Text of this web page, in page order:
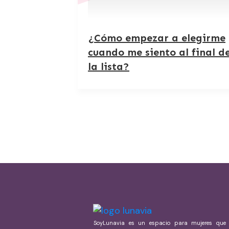
¿Cómo empezar a elegirme
cuando me siento al final
la lista?
SoyLunavia es un espacio para mujeres que